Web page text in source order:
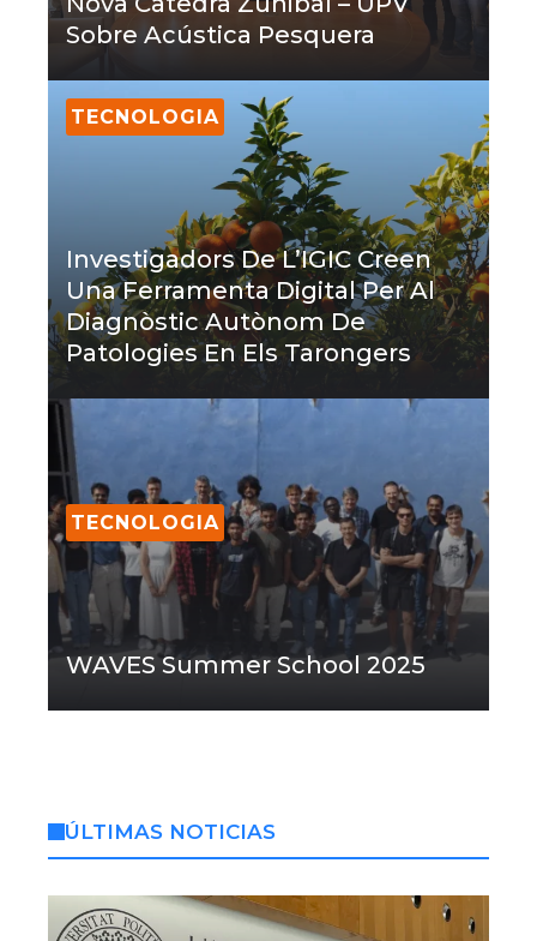
Sobre Acústica Pesquera
TECNOLOGIA
Investigadors De L’IGIC Creen
Una Ferramenta Digital Per Al
Diagnòstic Autònom De
Patologies En Els Tarongers
TECNOLOGIA
WAVES Summer School 2025
ÚLTIMAS NOTICIAS